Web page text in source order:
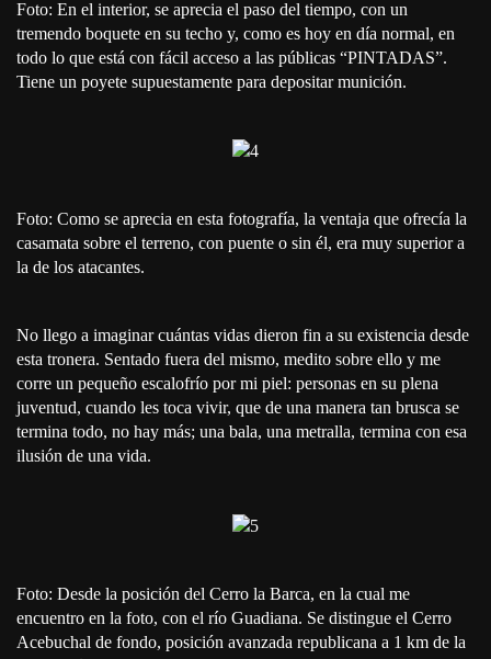
Foto: En el interior, se aprecia el paso del tiempo, con un
tremendo boquete en su techo y, como es hoy en día normal, en
todo lo que está con fácil acceso a las públicas “PINTADAS”.
Tiene un poyete supuestamente para depositar munición.
Foto: Como se aprecia en esta fotografía, la ventaja que ofrecía la
casamata sobre el terreno, con puente o sin él, era muy superior a
la de los atacantes.
No llego a imaginar cuántas vidas dieron fin a su existencia desde
esta tronera. Sentado fuera del mismo, medito sobre ello y me
corre un pequeño escalofrío por mi piel: personas en su plena
juventud, cuando les toca vivir, que de una manera tan brusca se
termina todo, no hay más; una bala, una metralla, termina con esa
ilusión de una vida.
Foto: Desde la posición del Cerro la Barca, en la cual me
encuentro en la foto, con el río Guadiana. Se distingue el Cerro
Acebuchal de fondo, posición avanzada republicana a 1 km de la